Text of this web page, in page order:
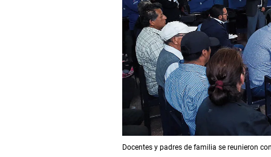
Docentes y padres de familia se reunieron